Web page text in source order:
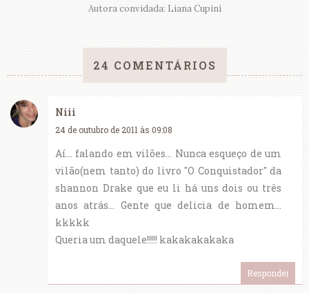
Autora convidada: Liana Cupini
24 COMENTÁRIOS
Niii
24 de outubro de 2011 às 09:08
Aí... falando em vilões... Nunca esqueço de um
vilão(nem tanto) do livro "O Conquistador" da
shannon Drake que eu li há uns dois ou três
anos atrás... Gente que delicia de homem...
kkkkk
Queria um daquele!!!!! kakakakakaka
Responder